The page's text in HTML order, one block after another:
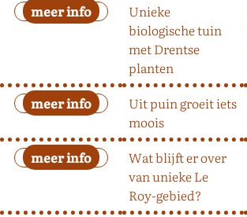
Unieke
biologische tuin
met Drentse
planten
Uit puin groeit iets
moois
Wat blijft er over
van unieke Le
Roy-gebied?